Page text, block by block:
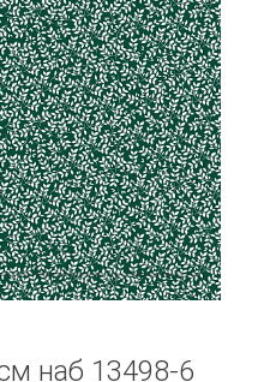
наб 13498-6